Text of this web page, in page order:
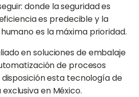
donde la seguridad es
es predecible y la
es la máxima prioridad.
en soluciones de embalaje
de procesos
esta tecnología de
en México.